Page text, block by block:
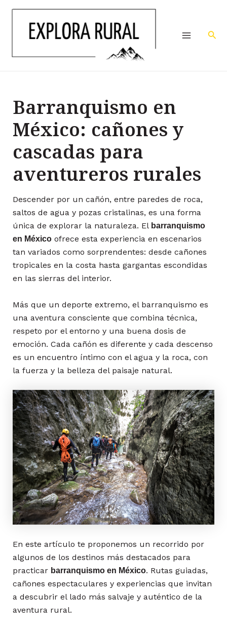
contenido
Menu
Barranquismo en
México: cañones y
cascadas para
aventureros rurales
Descender por un cañón, entre paredes de roca,
saltos de agua y pozas cristalinas, es una forma
única de explorar la naturaleza. El barranquismo
en Méxicoofrece esta experiencia en escenarios
tan variados como sorprendentes: desde cañones
tropicales en la costa hasta gargantas escondidas
en las sierras del interior.
Más que un deporte extremo, el barranquismo es
una aventura consciente que combina técnica,
respeto por el entorno y una buena dosis de
emoción. Cada cañón es diferente y cada descenso
es un encuentro íntimo con el agua y la roca, con
la fuerza y la belleza del paisaje natural.
En este artículo te proponemos un recorrido por
algunos de los destinos más destacados para
practicar barranquismo en México. Rutas guiadas,
cañones espectaculares y experiencias que invitan
a descubrir el lado más salvaje y auténtico de la
aventura rural.
entradas